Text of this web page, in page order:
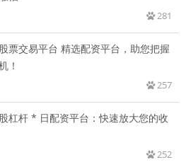
281
票交易平台 精选配资平台，助您把握
！
257
杠杆 * 日配资平台：快速放大您的收
252